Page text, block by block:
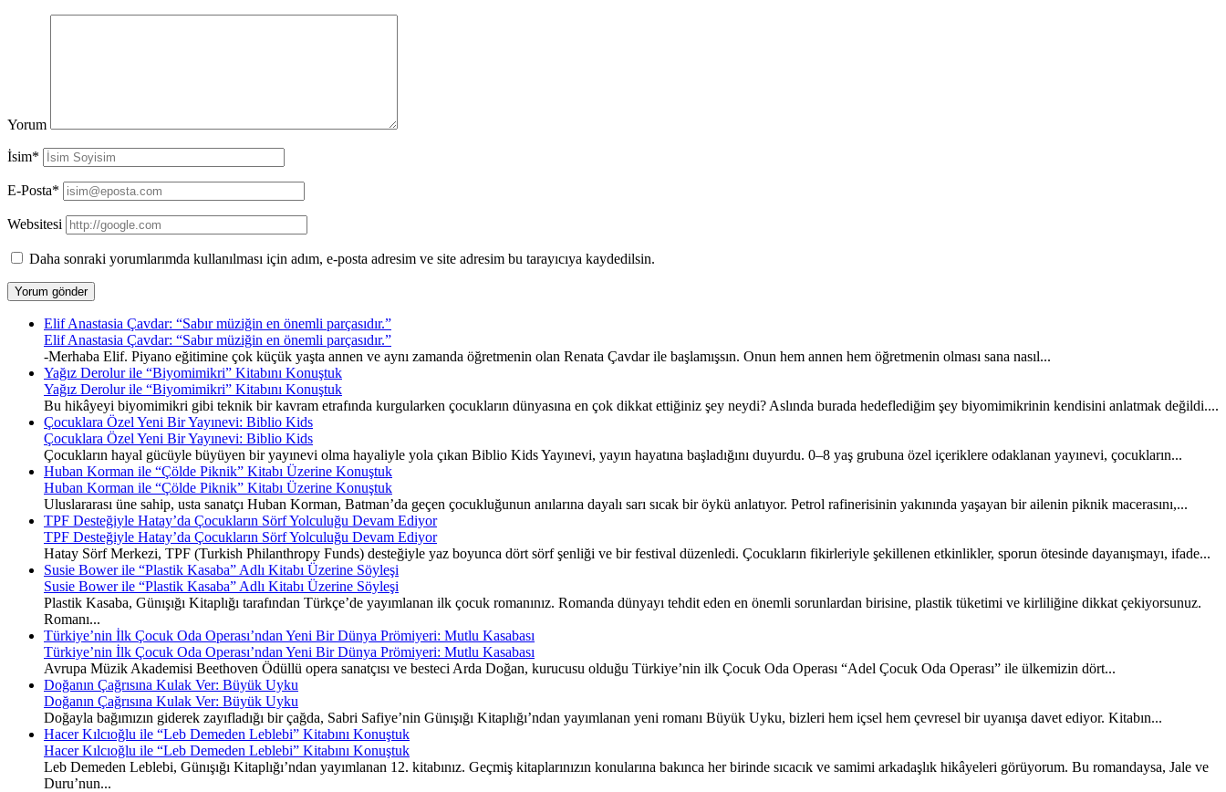
Yorum
İsim*
E-Posta*
Websitesi
Daha sonraki yorumlarımda kullanılması için adım, e-posta adresim ve site adresim bu tarayıcıya kaydedilsin.
Elif Anastasia Çavdar: “Sabır müziğin en önemli parçasıdır.”
Elif Anastasia Çavdar: “Sabır müziğin en önemli parçasıdır.”
-Merhaba Elif. Piyano eğitimine çok küçük yaşta annen ve aynı zamanda öğretmenin olan Renata Çavdar ile başlamışsın. Onun hem annen hem öğretmenin olması sana nasıl...
Yağız Derolur ile “Biyomimikri” Kitabını Konuştuk
Yağız Derolur ile “Biyomimikri” Kitabını Konuştuk
Bu hikâyeyi biyomimikri gibi teknik bir kavram etrafında kurgularken çocukların dünyasına en çok dikkat ettiğiniz şey neydi? Aslında burada hedeflediğim şey biyomimikrinin kendisini anlatmak değildi....
Çocuklara Özel Yeni Bir Yayınevi: Biblio Kids
Çocuklara Özel Yeni Bir Yayınevi: Biblio Kids
Çocukların hayal gücüyle büyüyen bir yayınevi olma hayaliyle yola çıkan Biblio Kids Yayınevi, yayın hayatına başladığını duyurdu. 0–8 yaş grubuna özel içeriklere odaklanan yayınevi, çocukların...
Huban Korman ile “Çölde Piknik” Kitabı Üzerine Konuştuk
Huban Korman ile “Çölde Piknik” Kitabı Üzerine Konuştuk
Uluslararası üne sahip, usta sanatçı Huban Korman, Batman’da geçen çocukluğunun anılarına dayalı sarı sıcak bir öykü anlatıyor. Petrol rafinerisinin yakınında yaşayan bir ailenin piknik macerasını,...
TPF Desteğiyle Hatay’da Çocukların Sörf Yolculuğu Devam Ediyor
TPF Desteğiyle Hatay’da Çocukların Sörf Yolculuğu Devam Ediyor
Hatay Sörf Merkezi, TPF (Turkish Philanthropy Funds) desteğiyle yaz boyunca dört sörf şenliği ve bir festival düzenledi. Çocukların fikirleriyle şekillenen etkinlikler, sporun ötesinde dayanışmayı, ifade...
Susie Bower ile “Plastik Kasaba” Adlı Kitabı Üzerine Söyleşi
Susie Bower ile “Plastik Kasaba” Adlı Kitabı Üzerine Söyleşi
Plastik Kasaba, Günışığı Kitaplığı tarafından Türkçe’de yayımlanan ilk çocuk romanınız. Romanda dünyayı tehdit eden en önemli sorunlardan birisine, plastik tüketimi ve kirliliğine dikkat çekiyorsunuz.
Romanı...
Türkiye’nin İlk Çocuk Oda Operası’ndan Yeni Bir Dünya Prömiyeri: Mutlu Kasabası
Türkiye’nin İlk Çocuk Oda Operası’ndan Yeni Bir Dünya Prömiyeri: Mutlu Kasabası
Avrupa Müzik Akademisi Beethoven Ödüllü opera sanatçısı ve besteci Arda Doğan, kurucusu olduğu Türkiye’nin ilk Çocuk Oda Operası “Adel Çocuk Oda Operası” ile ülkemizin dört...
Doğanın Çağrısına Kulak Ver: Büyük Uyku
Doğanın Çağrısına Kulak Ver: Büyük Uyku
Doğayla bağımızın giderek zayıfladığı bir çağda, Sabri Safiye’nin Günışığı Kitaplığı’ndan yayımlanan yeni romanı Büyük Uyku, bizleri hem içsel hem çevresel bir uyanışa davet ediyor. Kitabın...
Hacer Kılcıoğlu ile “Leb Demeden Leblebi” Kitabını Konuştuk
Hacer Kılcıoğlu ile “Leb Demeden Leblebi” Kitabını Konuştuk
Leb Demeden Leblebi, Günışığı Kitaplığı’ndan yayımlanan 12. kitabınız. Geçmiş kitaplarınızın konularına bakınca her birinde sıcacık ve samimi arkadaşlık hikâyeleri görüyorum. Bu romandaysa, Jale ve
Duru’nun...